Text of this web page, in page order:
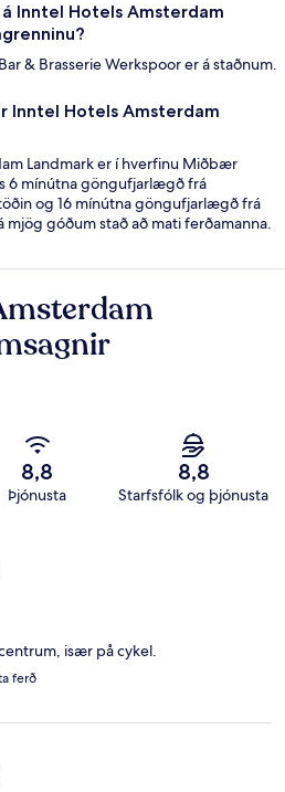
Inntel Hotels Amsterdam
& Brasserie Werkspoor er á staðnum.
Inntel Hotels Amsterdam
Landmark er í hverfinu Miðbær
6 mínútna göngufjarlægð frá
og 16 mínútna göngufjarlægð frá
mjög góðum stað að mati ferðamanna.
8,8
Þjónusta
8,8
Starfsfólk og þjónusta
især på cykel.
ferð